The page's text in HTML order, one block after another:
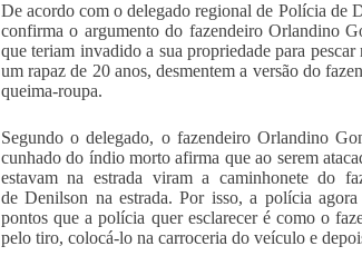
De acordo com o delegado regional de Polícia de
confirma o argumento do fazendeiro Orlandino
que teriam invadido a sua propriedade para
um rapaz de 20 anos, desmentem a versão do
queima-roupa.
Segundo o delegado, o fazendeiro Orlandino
cunhado do índio morto afirma que ao serem
estavam na estrada viram a caminhonete do
de Denilson na estrada. Por isso, a polícia
pontos que a polícia quer esclarecer é como o
pelo tiro, colocá-lo na carroceria do veículo e